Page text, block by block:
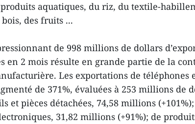
produits aquatiques, du riz, du textile-
des fruits ...
de 998 millions de dollars
en 2 mois résulte en grande partie de la
Les exportations de téléphones
de 371%, évaluées à 253 millions de
et pièces détachées, 74,58 millions
31,82 millions (+91%); de